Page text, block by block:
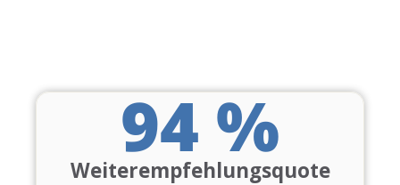
94 %
Weiterempfehlungsquote